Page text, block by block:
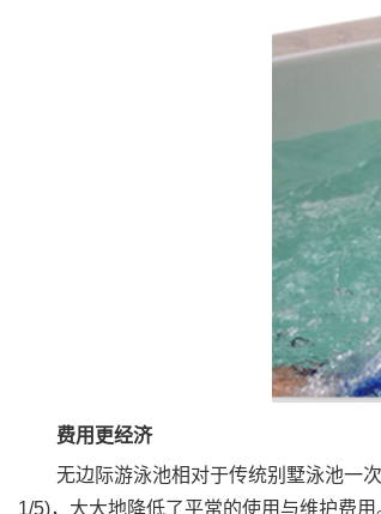
费用更经济
无边际游泳池相对于传统别墅泳池一次
1/5)，大大地降低了平常的使用与维护费用